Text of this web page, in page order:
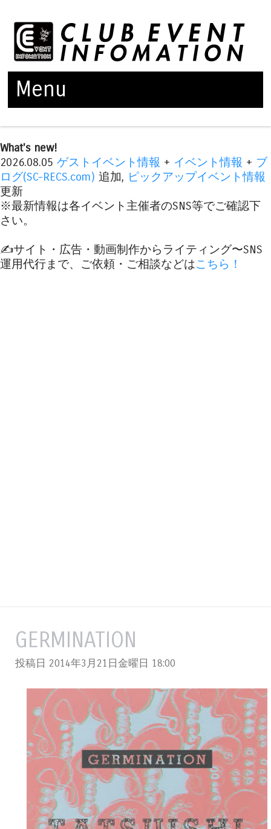
Menu
What's new!
2026.08.05 ゲストイベント情報 + イベント情報 + ブ
ログ(SC-RECS.com) 追加, ピックアップイベント情報
更新
※最新情報は各イベント主催者のSNS等でご確認下
さい。
✍️サイト・広告・動画制作からライティング〜SNS
運用代行まで、ご依頼・ご相談などはこちら！
GERMINATION
投稿日 2014年3月21日金曜日 18:00